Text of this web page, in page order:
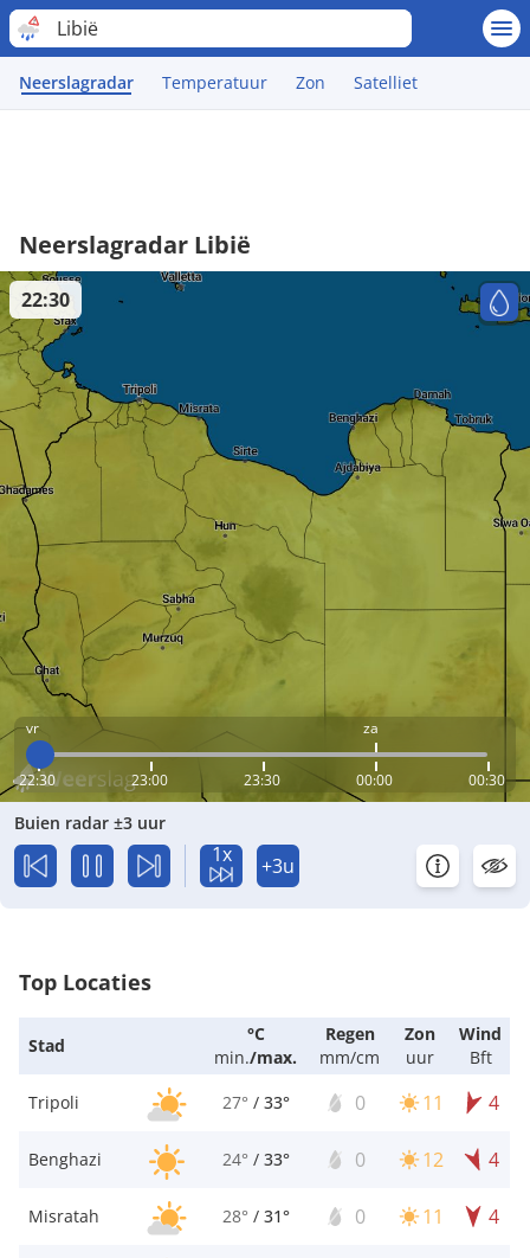
Libië
Neerslagradar Temperatuur Zon Satelliet
Neerslagradar Libië
vr za
22:30 23:00 23:30 00:00 00:30
22:30
Buien radar ±3 uur
1x +3u
Top Locaties
Stad
°C
min./max.
Regen
mm/cm
Zon
uur
Wind
Bft
Tripoli
27° / 33° 0 11 4
Benghazi 24° / 33° 0 12 4
Misratah 28° / 31° 0 11 4